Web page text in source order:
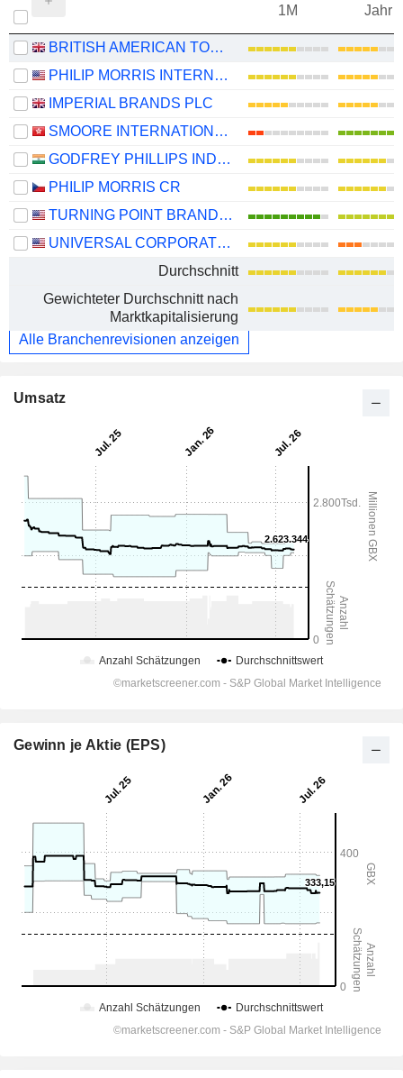
1M
Jahr
BRITISH AMERICAN TOBACCO P.L.C.
PHILIP MORRIS INTERNATIONAL, INC.
IMPERIAL BRANDS PLC
SMOORE INTERNATIONAL HOLDINGS LIMITED
GODFREY PHILLIPS INDIA LIMITED
PHILIP MORRIS CR
TURNING POINT BRANDS, INC.
UNIVERSAL CORPORATION
Durchschnitt
Gewichteter Durchschnitt nach
Marktkapitalisierung
Alle Branchenrevisionen anzeigen
Umsatz
Gewinn je Aktie (EPS)